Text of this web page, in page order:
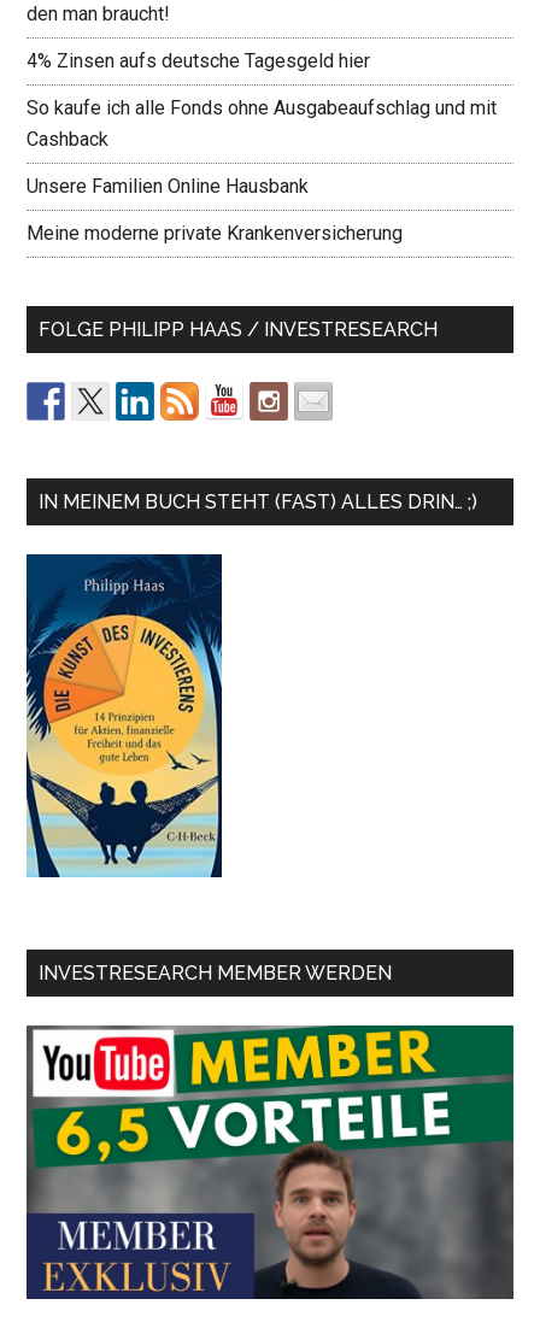
den man braucht!
4% Zinsen aufs deutsche Tagesgeld hier
So kaufe ich alle Fonds ohne Ausgabeaufschlag und mit
Cashback
Unsere Familien Online Hausbank
Meine moderne private Krankenversicherung
FOLGE PHILIPP HAAS / INVESTRESEARCH
IN MEINEM BUCH STEHT (FAST) ALLES DRIN… ;)
INVESTRESEARCH MEMBER WERDEN